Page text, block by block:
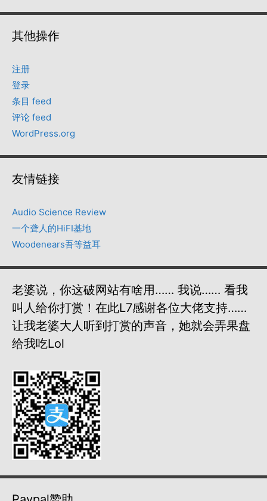
其他操作
注册
登录
条目 feed
评论 feed
WordPress.org
友情链接
Audio Science Review
一个聋人的HiFI基地
Woodenears吾等益耳
老婆说，你这破网站有啥用…… 我说…… 看我
叫人给你打赏！在此L7感谢各位大佬支持……
让我老婆大人听到打赏的声音，她就会弄果盘
给我吃lol